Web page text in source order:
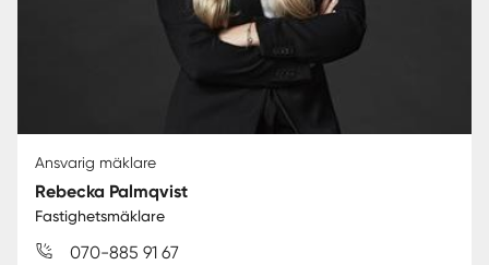
Ansvarig mäklare
Rebecka Palmqvist
Fastighetsmäklare
070-885 91 67